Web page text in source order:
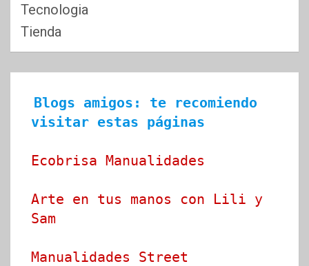
Tecnologia
Tienda
Blogs amigos: te recomiendo
visitar estas páginas
Ecobrisa Manualidades
Arte en tus manos con Lili y
Sam
Manualidades Street